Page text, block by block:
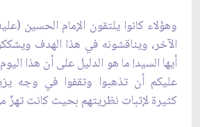
وهؤلاء كانوا يلتقون الإمام الحسين
أيها السيد! ما هو الدليل على أن هذا
عليكم أن تذهبوا وتقفوا في وجه
كثيرة لإثبات نظريتهم بحيث كانت تهزّ